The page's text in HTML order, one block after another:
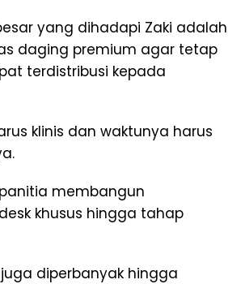
yang dihadapi Zaki adalah
daging premium agar tetap
terdistribusi kepada
klinis dan waktunya harus
membangun
khusus hingga tahap
diperbanyak hingga